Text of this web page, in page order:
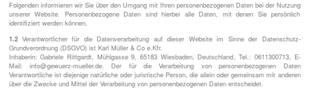
Folgenden informieren wir Sie über den Umgang mit Ihren personenbezogenen Daten bei der Nutzung
unserer Website. Personenbezogene Daten sind hierbei alle Daten, mit denen Sie persönlich
identifiziert werden können.
1.2Verantwortlicher für die Datenverarbeitung auf dieser Website im Sinne der Datenschutz-
Grundverordnung (DSGVO) ist Karl Müller & Co e.Kfr.
Inhaberin: Gabriele Rittgardt, Mühlgasse 9, 65183 Wiesbaden, Deutschland, Tel.: 0611300713, E-
Mail: info@gewuerz-mueller.de. Der für die Verarbeitung von personenbezogenen Daten
Verantwortliche ist diejenige natürliche oder juristische Person, die allein oder gemeinsam mit anderen
über die Zwecke und Mittel der Verarbeitung von personenbezogenen Daten entscheidet.